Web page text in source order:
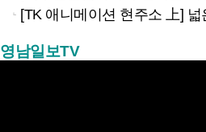
[TK 애니메이션 현주소 上] 넓은만큼 무궁무진한
영남일보TV